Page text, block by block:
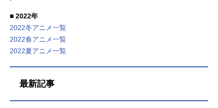
★ 08:30～最速放送：テレビ東京
ております。2026夏アニメのオスス
コメントを独自に数値化した「推し
■ 2022年
2022冬アニメ一覧
2022春アニメ一覧
2022夏アニメ一覧
最新記事